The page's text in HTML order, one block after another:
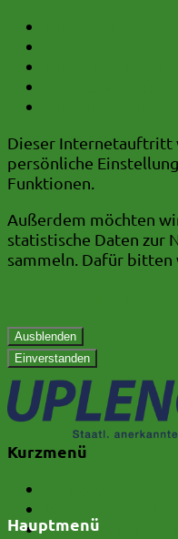
Dieser Internetauftritt
persönliche
Funktionen.
Außerdem möchten
statistische Daten zur
sammeln. Dafür bitten
Ausblenden
Einverstanden
Kurzmenü
Impressum und
Hauptmenü